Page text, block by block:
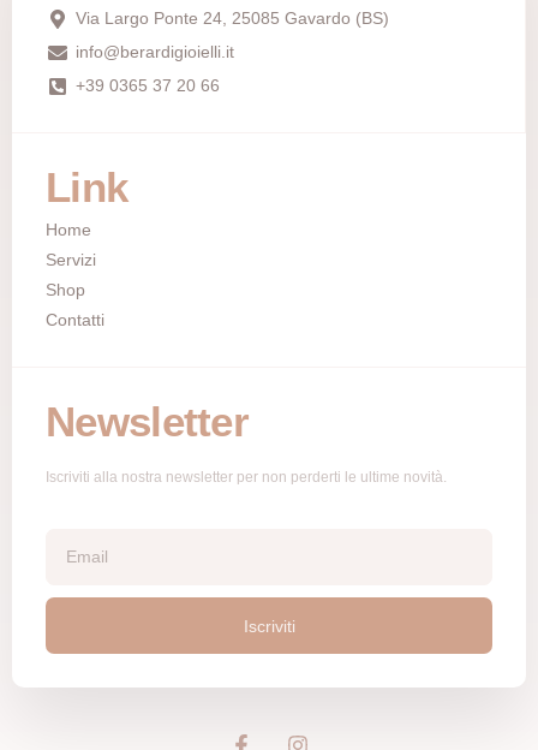
Via Largo Ponte 24, 25085 Gavardo (BS)
info@berardigioielli.it
+39 0365 37 20 66
Link
Home
Servizi
Shop
Contatti
Newsletter
Iscriviti alla nostra newsletter per non perderti le ultime novità.
Iscriviti